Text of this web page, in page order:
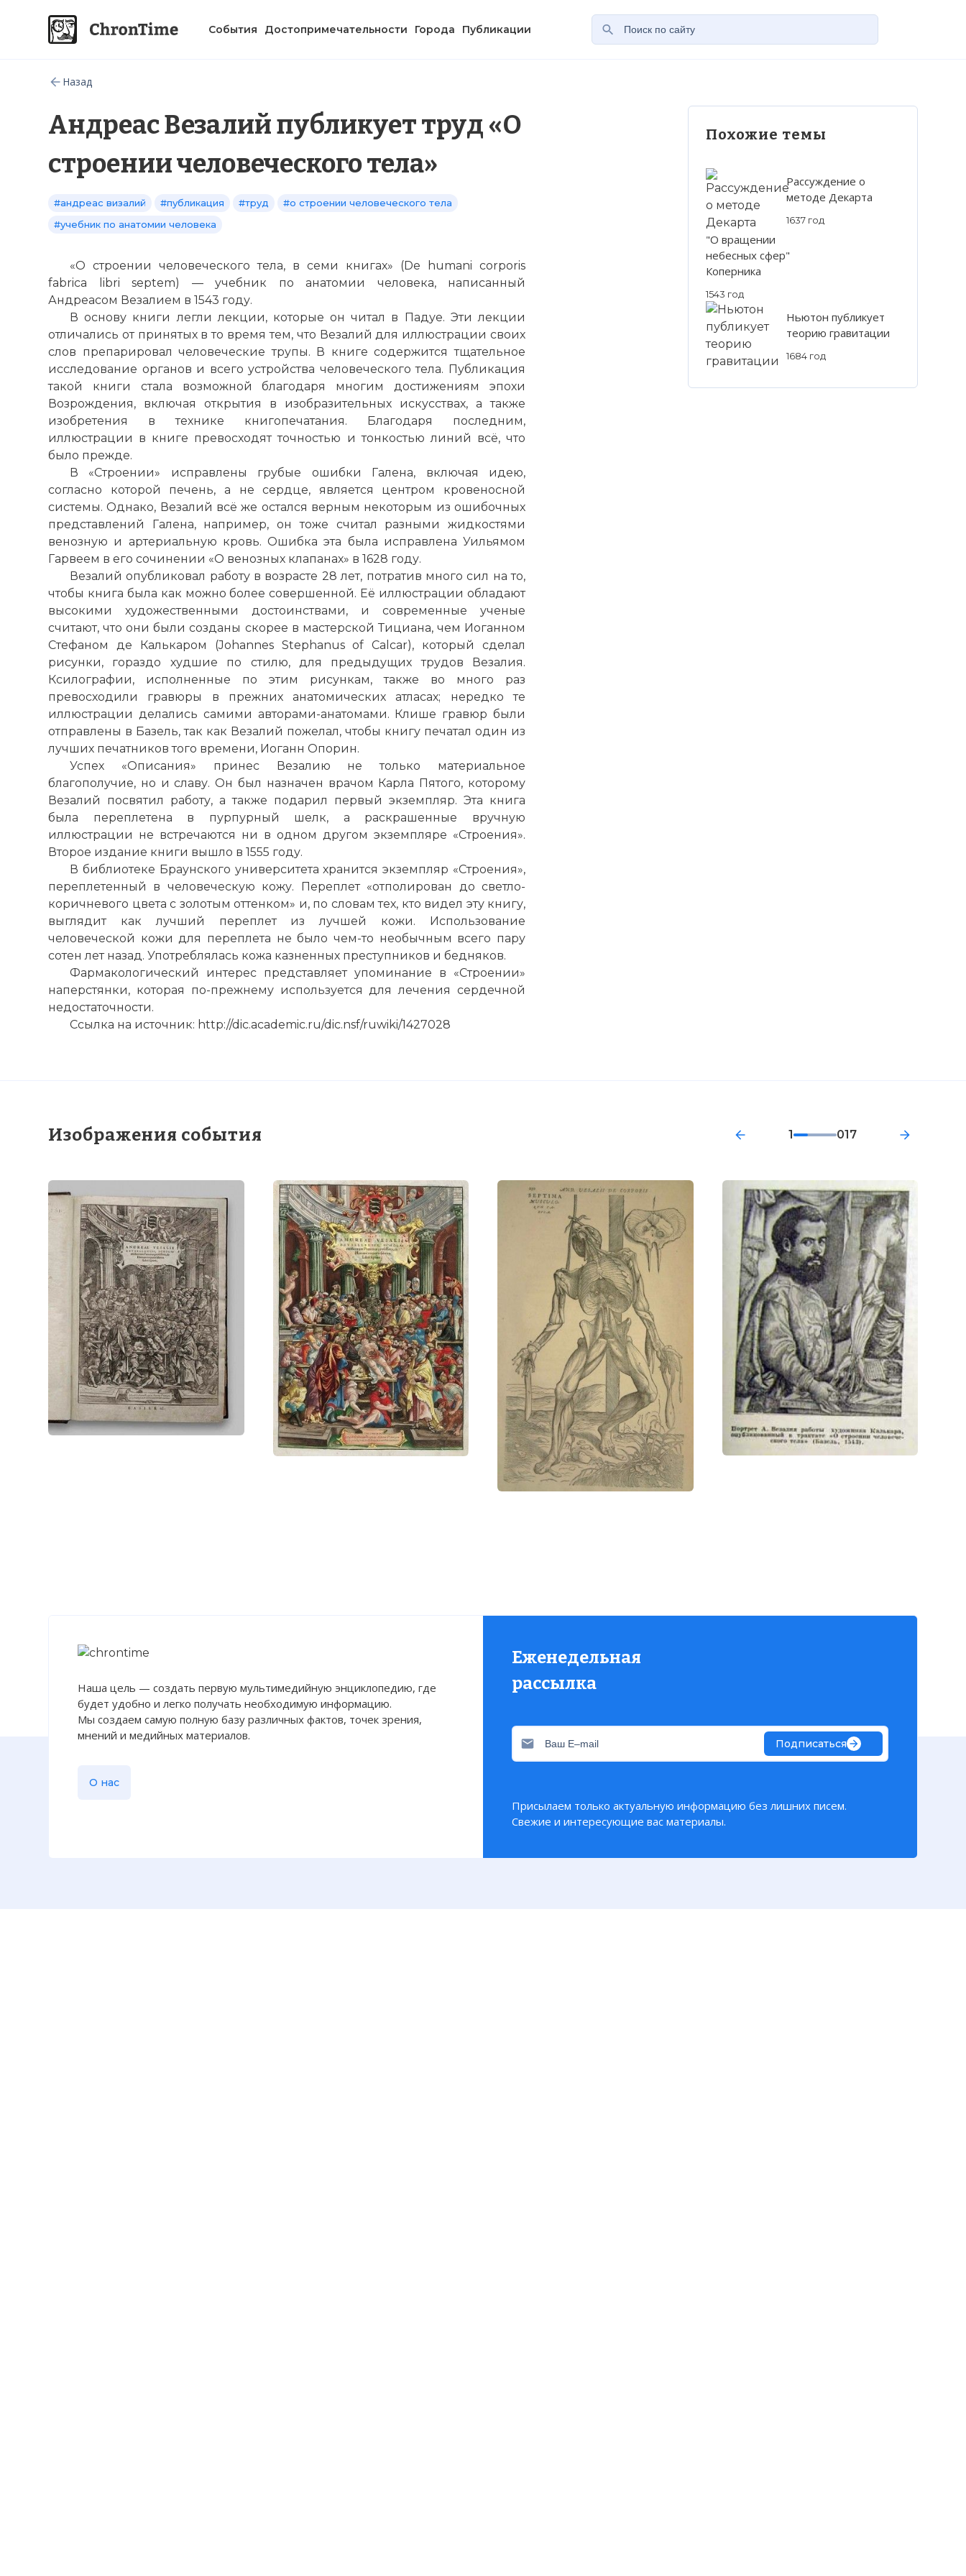
События Достопримечательности Города Публикации
Назад
Андреас Везалий публикует труд «О
строении человеческого тела»
#андреас визалий #публикация #труд
#о строении человеческого тела
#учебник по анатомии человека
«О строении человеческого тела, в семи книгах» (De humani corporis
fabrica libri septem) — учебник по анатомии человека, написанный
Андреасом Везалием в 1543 году.
В основу книги легли лекции, которые он читал в Падуе. Эти лекции
отличались от принятых в то время тем, что Везалий для иллюстрации своих
слов препарировал человеческие трупы. В книге содержится тщательное
исследование органов и всего устройства человеческого тела. Публикация
такой книги стала возможной благодаря многим достижениям эпохи
Возрождения, включая открытия в изобразительных искусствах, а также
изобретения в технике книгопечатания. Благодаря последним,
иллюстрации в книге превосходят точностью и тонкостью линий всё, что
было прежде.
В «Строении» исправлены грубые ошибки Галена, включая идею,
согласно которой печень, а не сердце, является центром кровеносной
системы. Однако, Везалий всё же остался верным некоторым из ошибочных
представлений Галена, например, он тоже считал разными жидкостями
венозную и артериальную кровь. Ошибка эта была исправлена Уильямом
Гарвеем в его сочинении «О венозных клапанах» в 1628 году.
Везалий опубликовал работу в возрасте 28 лет, потратив много сил на то,
чтобы книга была как можно более совершенной. Её иллюстрации обладают
высокими художественными достоинствами, и современные ученые
считают, что они были созданы скорее в мастерской Тициана, чем Иоганном
Стефаном де Калькаром (Johannes Stephanus of Calcar), который сделал
рисунки, гораздо худшие по стилю, для предыдущих трудов Везалия.
Ксилографии, исполненные по этим рисункам, также во много раз
превосходили гравюры в прежних анатомических атласах; нередко те
иллюстрации делались самими авторами-анатомами. Клише гравюр были
отправлены в Базель, так как Везалий пожелал, чтобы книгу печатал один из
лучших печатников того времени, Иоганн Опорин.
Успех «Описания» принес Везалию не только материальное
благополучие, но и славу. Он был назначен врачом Карла Пятого, которому
Везалий посвятил работу, а также подарил первый экземпляр. Эта книга
была переплетена в пурпурный шелк, а раскрашенные вручную
иллюстрации не встречаются ни в одном другом экземпляре «Строения».
Второе издание книги вышло в 1555 году.
В библиотеке Браунского университета хранится экземпляр «Строения»,
переплетенный в человеческую кожу. Переплет «отполирован до светло-
коричневого цвета с золотым оттенком» и, по словам тех, кто видел эту книгу,
выглядит как лучший переплет из лучшей кожи. Использование
человеческой кожи для переплета не было чем-то необычным всего пару
сотен лет назад. Употреблялась кожа казненных преступников и бедняков.
Фармакологический интерес представляет упоминание в «Строении»
наперстянки, которая по-прежнему используется для лечения сердечной
недостаточности.
Ссылка на источник: http://dic.academic.ru/dic.nsf/ruwiki/1427028
Похожие темы
Рассуждение о
методе Декарта
1637 год
"О вращении
небесных сфер"
Коперника
1543 год
Ньютон публикует
теорию гравитации
1684 год
Изображения события 1 017
Наша цель — создать первую мультимедийную энциклопедию, где
будет удобно и легко получать необходимую информацию.
Мы создаем самую полную базу различных фактов, точек зрения,
мнений и медийных материалов.
О нас
Еженедельная
рассылка
Подписаться
Присылаем только актуальную информацию без лишних писем.
Свежие и интересующие вас материалы.